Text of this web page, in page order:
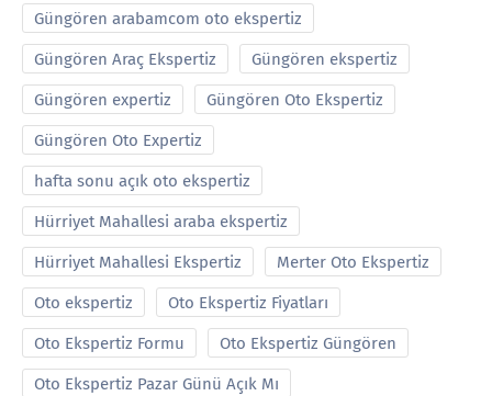
Güngören arabamcom oto ekspertiz
Güngören Araç Ekspertiz Güngören ekspertiz
Güngören expertiz Güngören Oto Ekspertiz
Güngören Oto Expertiz
hafta sonu açık oto ekspertiz
Hürriyet Mahallesi araba ekspertiz
Hürriyet Mahallesi Ekspertiz Merter Oto Ekspertiz
Oto ekspertiz Oto Ekspertiz Fiyatları
Oto Ekspertiz Formu Oto Ekspertiz Güngören
Oto Ekspertiz Pazar Günü Açık Mı